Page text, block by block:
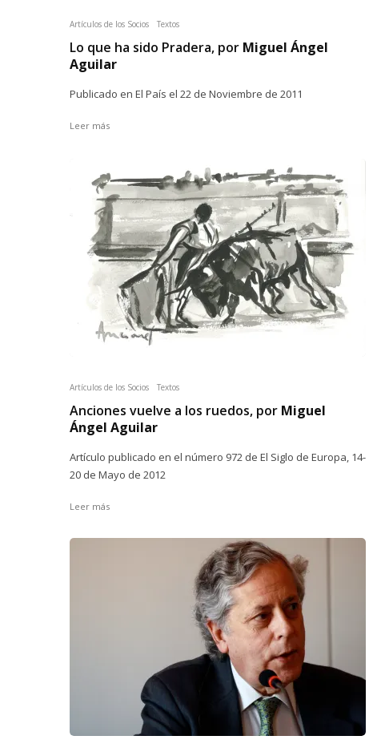
Artículos de los Socios Textos
Lo que ha sido Pradera, por Miguel Ángel
Aguilar
Publicado en El País el 22 de Noviembre de 2011
Leer más
Artículos de los Socios Textos
Anciones vuelve a los ruedos, por Miguel
Ángel Aguilar
Artículo publicado en el número 972 de El Siglo de Europa, 14-
20 de Mayo de 2012
Leer más